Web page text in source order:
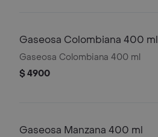
Gaseosa Colombiana 400 ml
Gaseosa Colombiana 400 ml
$ 4900
Gaseosa Manzana 400 ml